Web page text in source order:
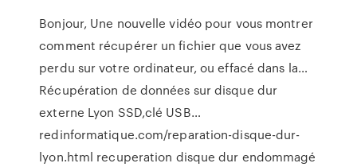
Bonjour, Une nouvelle vidéo pour vous montrer
comment récupérer un fichier que vous avez
perdu sur votre ordinateur, ou effacé dans la…
Récupération de données sur disque dur
externe Lyon SSD,clé USB…
redinformatique.com/reparation-disque-dur-
lyon.html recuperation disque dur endommagé